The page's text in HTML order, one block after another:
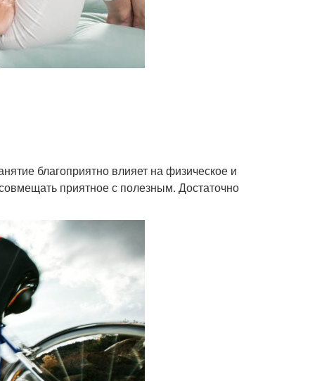
благоприятно влияет на физическое и
приятное с полезным. Достаточно